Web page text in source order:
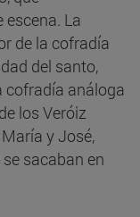
La
de la cofradía
del santo,
cofradía análoga
los Veróiz
y José,
sacaban en